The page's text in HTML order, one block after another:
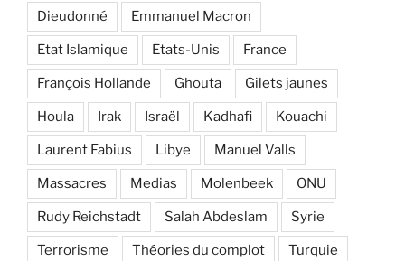
Dieudonné Emmanuel Macron
Etat Islamique Etats-Unis France
François Hollande Ghouta Gilets jaunes
Houla Irak Israël Kadhafi Kouachi
Laurent Fabius Libye Manuel Valls
Massacres Medias Molenbeek ONU
Rudy Reichstadt Salah Abdeslam Syrie
Terrorisme Théories du complot Turquie